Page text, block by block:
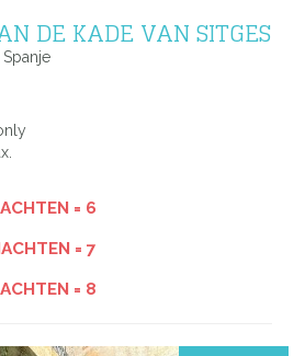
DE KADE VAN SITGES
= 6
= 7
= 8